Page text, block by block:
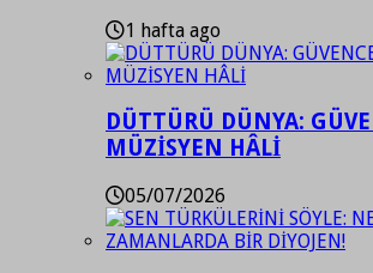
1 hafta ago
DÜTTÜRÜ DÜNYA:
MÜZİSYEN HÂLİ
05/07/2026